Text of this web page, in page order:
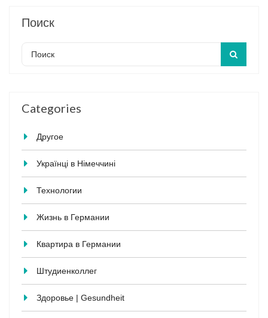
Поиск
Categories
Другое
Українці в Німеччині
Технологии
Жизнь в Германии
Квартира в Германии
Штудиенколлег
Здоровье | Gesundheit